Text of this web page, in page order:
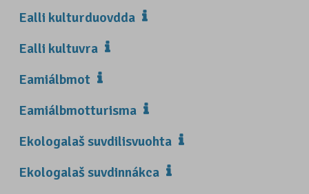
Ealli kulturduovdda
Ealli kultuvra
Eamiálbmot
Eamiálbmotturisma
Ekologalaš suvdilisvuohta
Ekologalaš suvdinnákca